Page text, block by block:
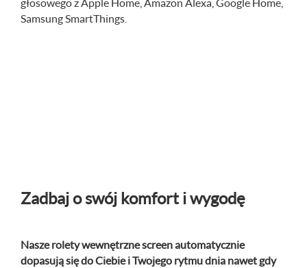
Samsung SmartThings.
Zadbaj o swój komfort i wygodę
Nasze rolety wewnętrzne screen automatycznie
dopasują się do Ciebie i Twojego rytmu dnia nawet gdy